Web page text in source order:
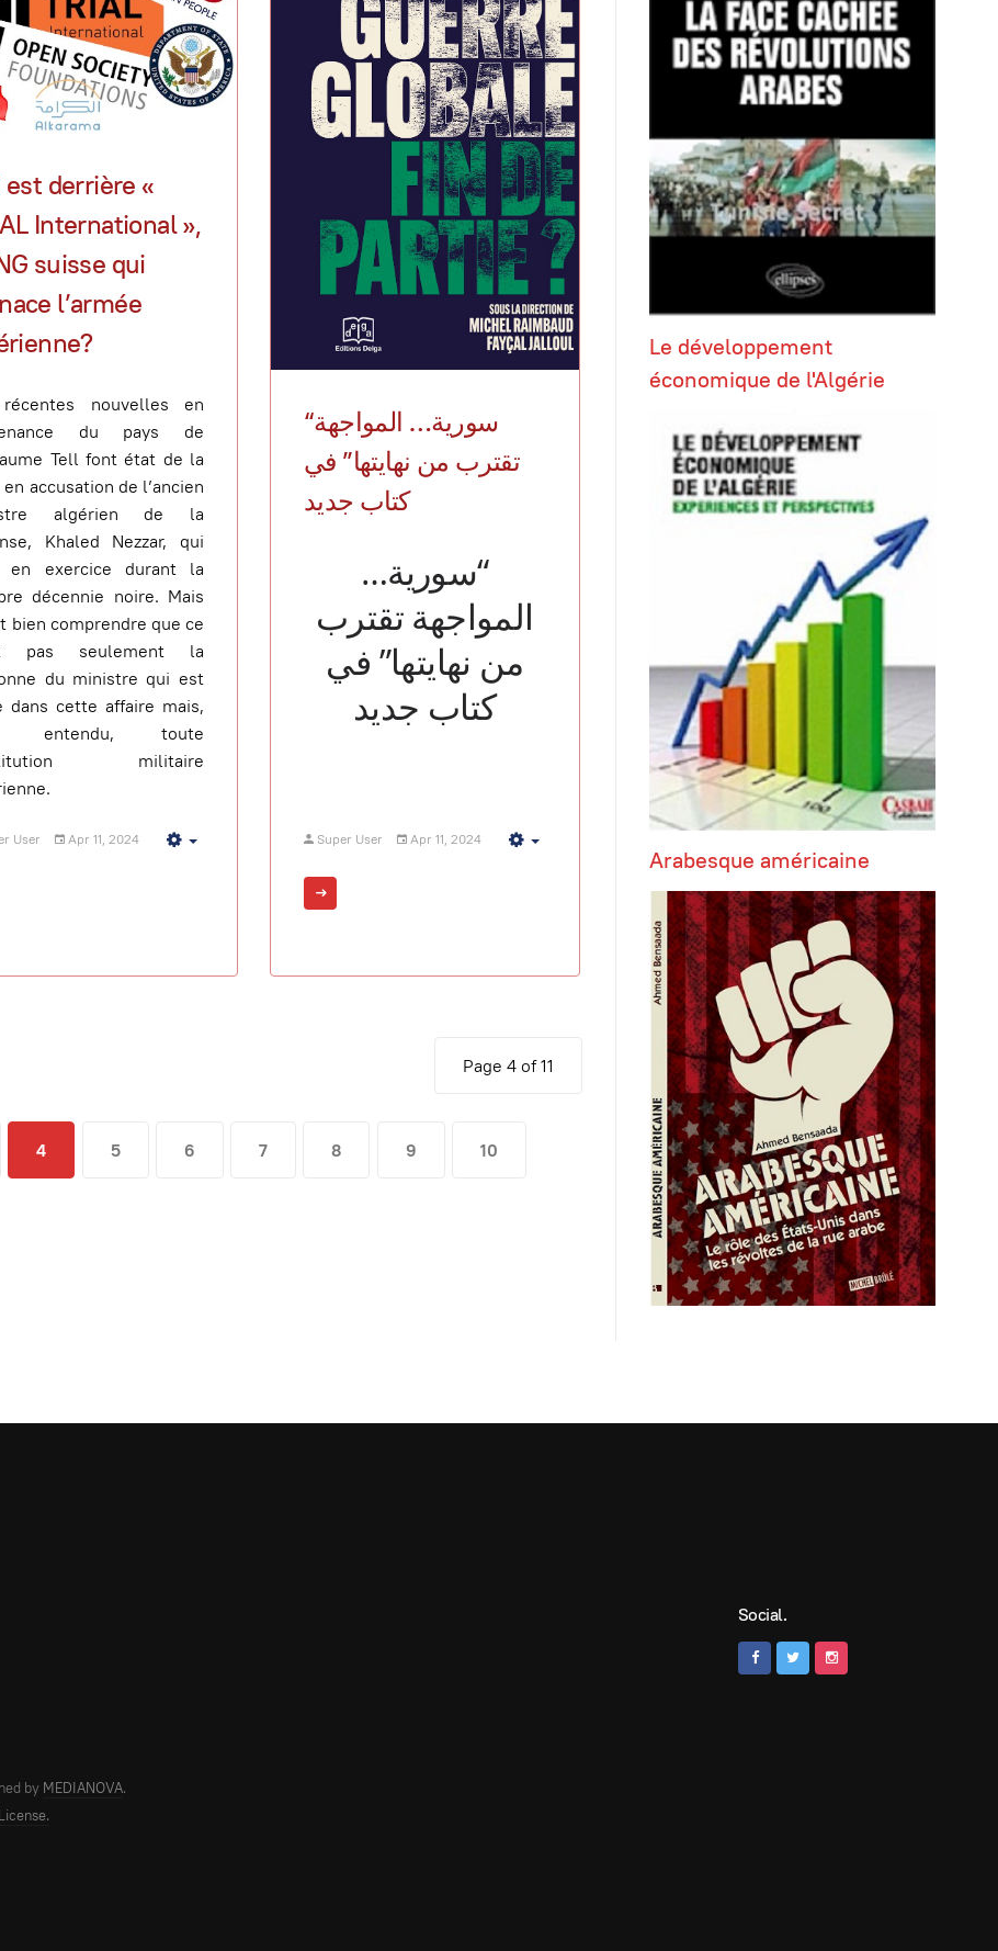
est derrière «
International »,
suisse qui
l’armée
nouvelles en
du pays de
Tell font état de la
accusation de l’ancien
algérien de la
Khaled Nezzar, qui
en exercice durant la
décennie noire. Mais
bien comprendre que ce
pas seulement la
du ministre qui est
dans cette affaire mais,
entendu, toute
militaire
User Apr 11, 2024
“سورية… المواجهة
تقترب من نهايتها” في
كتاب جديد
“سورية…
المواجهة تقترب
من نهايتها” في
كتاب جديد
Super User Apr 11, 2024
Page 4 of 11
4 5 6 7 8 9 10
Le développement
économique de l'Algérie
Arabesque américaine
Social.
by MEDIANOVA.